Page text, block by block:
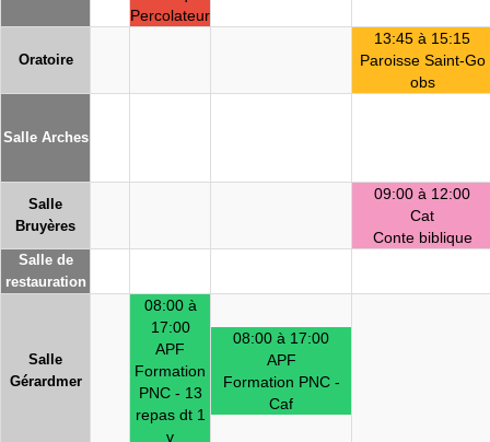
Percolateur
Oratoire
13:45 à 15:15
Paroisse Saint-Go
obs
Salle Arches
Salle
Bruyères
09:00 à 12:00
Cat
Conte biblique
Salle de
restauration
Salle
Gérardmer
08:00 à
17:00
APF
Formation
PNC - 13
repas dt 1
v
08:00 à 17:00
APF
Formation PNC -
Caf